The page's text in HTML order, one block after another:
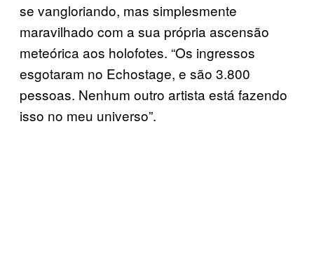
se vangloriando, mas simplesmente
maravilhado com a sua própria ascensão
meteórica aos holofotes. “Os ingressos
esgotaram no Echostage, e são 3.800
pessoas. Nenhum outro artista está fazendo
isso no meu universo”.